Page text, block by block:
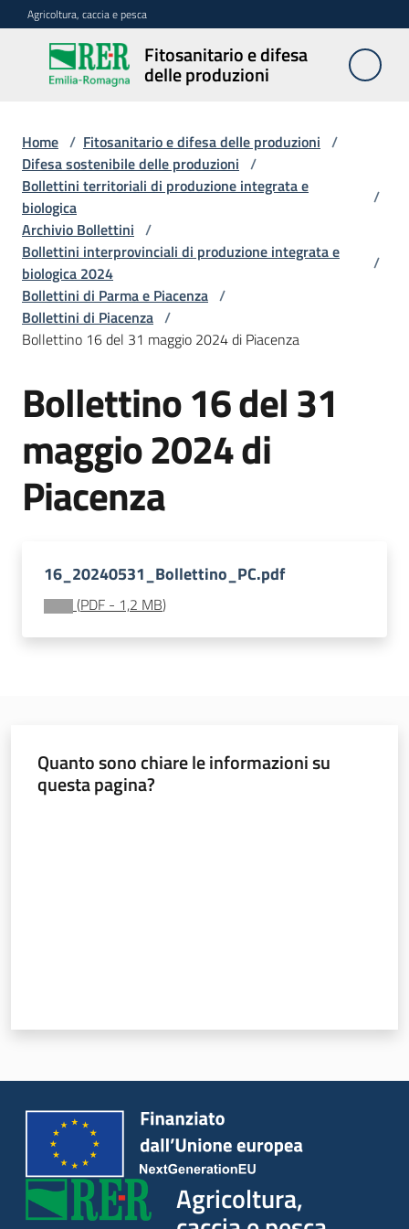
Vai al contenuto
Vai alla navigazione
Vai al footer
Agricoltura, caccia e pesca
Fitosanitario e difesa
delle produzioni
Fitosanitario
e difesa
produzioni
Avversità
delle
piante
Sorveglianza
Difesa
sostenibile
Vivaismo
Import-
Export
Newsletter
Agricoltura,
caccia e
Argomenti
Home / Fitosanitario e difesa delle produzioni /
Difesa sostenibile delle produzioni /
Bollettini territoriali di produzione integrata e
biologica
/
Archivio Bollettini /
Bollettini interprovinciali di produzione integrata e
biologica 2024
/
Bollettini di Parma e Piacenza /
Bollettini di Piacenza /
Bollettino 16 del 31 maggio 2024 di Piacenza
Bollettino 16 del 31
maggio 2024 di
Piacenza
16_20240531_Bollettino_PC.pdf
(PDF - 1,2 MB)
Quanto sono chiare le informazioni su
questa pagina?
Agricoltura,